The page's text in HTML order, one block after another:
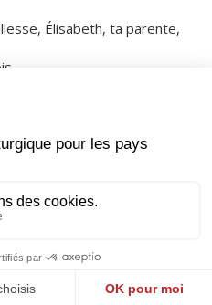
Élisabeth, ta parente,
»
;
parole. »